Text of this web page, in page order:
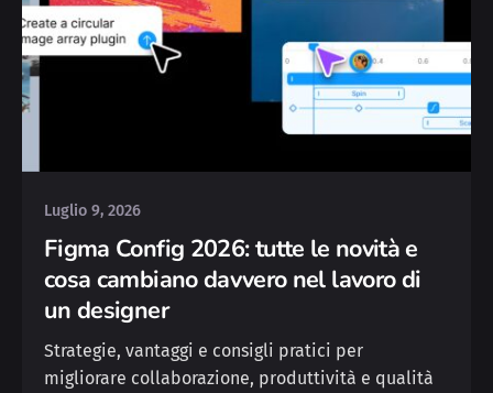
Luglio 9, 2026
Figma Config 2026: tutte le novità e
cosa cambiano davvero nel lavoro di
un designer
Strategie, vantaggi e consigli pratici per
migliorare collaborazione, produttività e qualità